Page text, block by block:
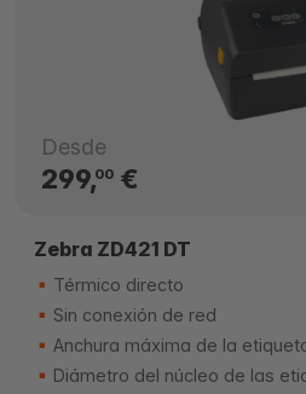
Desde
299,00€
Zebra ZD421 DT
Térmico directo
Sin conexión de red
Anchura máxima de la
Diámetro del núcleo de las